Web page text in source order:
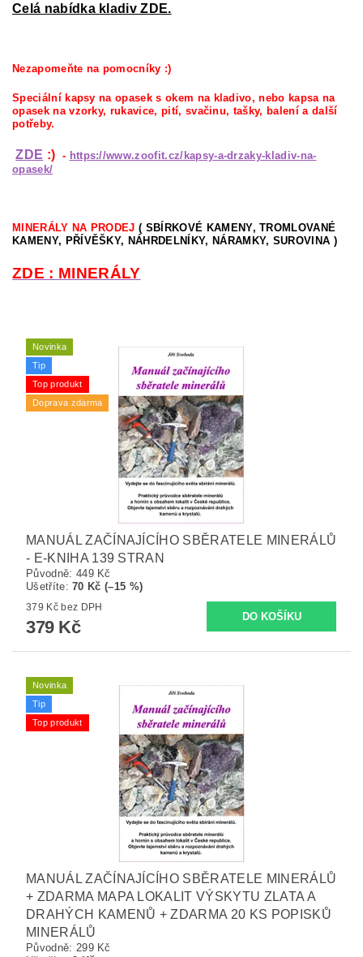
Celá nabídka kladiv ZDE.
Nezapomeňte na pomocníky :)
Speciální kapsy na opasek s okem na kladivo, nebo kapsa na
opasek na vzorky, rukavice, pití, svačinu, tašky, balení a další
potřeby.
ZDE :) - https://www.zoofit.cz/kapsy-a-drzaky-kladiv-na-
opasek/
MINERÁLY NA PRODEJ( SBÍRKOVÉ KAMENY, TROMLOVANÉ
KAMENY, PŘÍVĚŠKY, NÁHRDELNÍKY, NÁRAMKY, SUROVINA )
ZDE : MINERÁLY
Novinka
Tip
Top produkt
Doprava zdarma
MANUÁL ZAČÍNAJÍCÍHO SBĚRATELE MINERÁLŮ
- E-KNIHA 139 STRAN
Původně: 449 Kč
Ušetříte:70 Kč (–15 %)
379 Kč bez DPH
379 Kč
Novinka
Tip
Top produkt
MANUÁL ZAČÍNAJÍCÍHO SBĚRATELE MINERÁLŮ
+ ZDARMA MAPA LOKALIT VÝSKYTU ZLATA A
DRAHÝCH KAMENŮ + ZDARMA 20 KS POPISKŮ
MINERÁLŮ
Původně: 299 Kč